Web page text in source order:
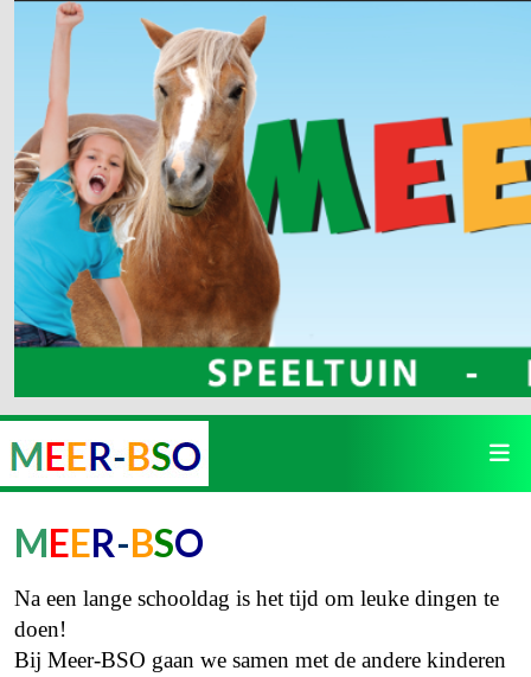
MEER-BSO
Na een lange schooldag is het tijd om leuke dingen te
doen!
Bij Meer-BSO gaan we samen met de andere kinderen